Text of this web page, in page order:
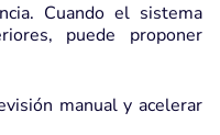
Cuando el sistema
puede proponer
manual y acelerar